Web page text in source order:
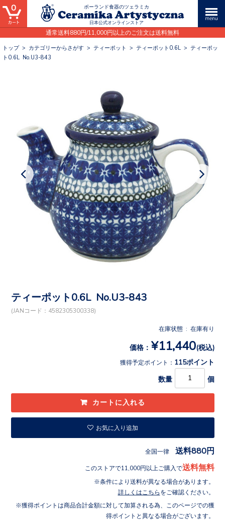
ポーランド食器のツェラミカ
日本公式オンラインストア
通常送料880円/11,000円以上のご注文は送料無料
0
トップ> カテゴリーからさがす > ティーポット > ティーポット0.6L > ティーポッ
ト0.6L No.U3-843
ティーポット0.6L No.U3-843
(JANコード：4582305300338)
在庫状態 : 在庫有り
価格： ¥11,440(税込)
獲得予定ポイント： 115ポイント
数量 個
お気に入り追加
全国一律 送料880円
このストアで11,000円以上ご購入で送料無料
条件により送料が異なる場合があります。
詳しくはこちら をご確認ください。
獲得ポイントは商品合計金額に対して加算される為、このページでの獲
得ポイントと異なる場合がございます。